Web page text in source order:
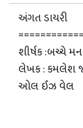
અંગત ડાયરી
============
શીર્ષક :બચ્ચે
લેખક : કમલેશ
ઓલ ઈઝ વેલ